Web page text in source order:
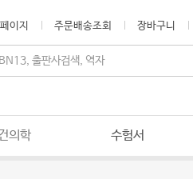
이지 주문배송조회 장바구니
의학 수험서